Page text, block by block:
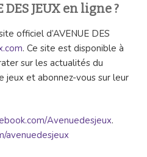
JEUX en ligne ?
officiel d’AVENUE DES
. Ce site est disponible à
sur les actualités du
jeux et abonnez-vous sur leur
Avenuedesjeux.
avenuedesjeux